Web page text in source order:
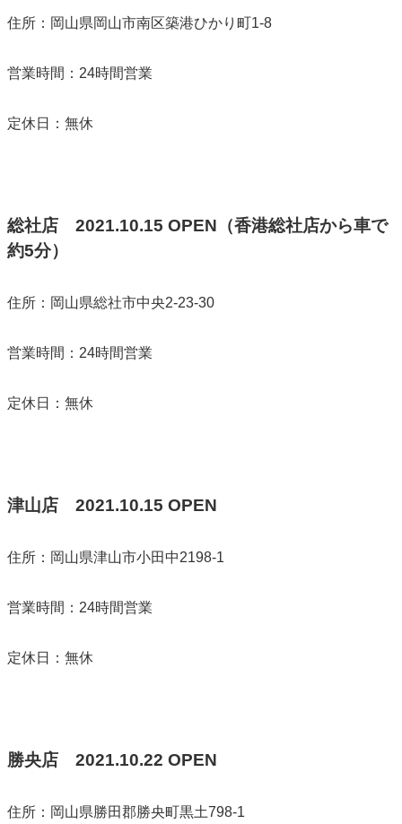
住所：岡山県岡山市南区築港ひかり町1-8
営業時間：24時間営業
定休日：無休
総社店 2021.10.15 OPEN （香港総社店から車で
約5分）
住所：岡山県総社市中央2-23-30
営業時間：24時間営業
定休日：無休
津山店 2021.10.15 OPEN
住所：岡山県津山市小田中2198-1
営業時間：24時間営業
定休日：無休
勝央店 2021.10.22 OPEN
住所：岡山県勝田郡勝央町黒土798-1